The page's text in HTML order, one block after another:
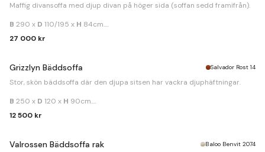
Maffig divansoffa med djup divan på höger sida (soffan sedd framifrån).
B 290 x D 110/195 x H 84cm.
27 000 kr
Grizzlyn Bäddsoffa Salvador Rost 14
Stor, skön bäddsoffa där den djupa sitsen har vackra djuphäftningar.
B 250 x D 120 x H 90cm.
12 500 kr
Valrossen Bäddsoffa rak Baloo Benvit 2074